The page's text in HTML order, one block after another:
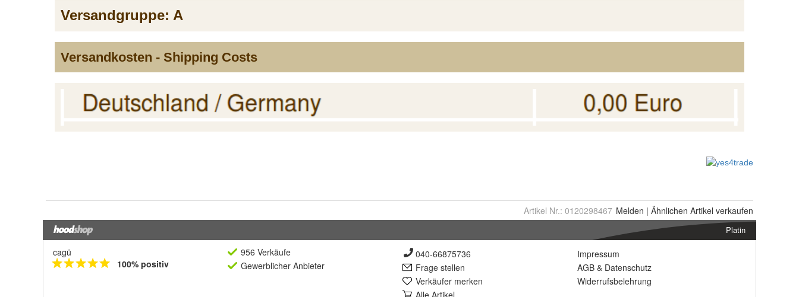
Artikel Nr.: 0120298467 Melden | Ähnlichen Artikel verkaufen
Platin
cagü
100% positiv
956 Verkäufe
Gewerblicher Anbieter
040-66875736
Frage stellen
Verkäufer merken
Alle Artikel
Impressum
AGB & Datenschutz
Widerrufsbelehrung